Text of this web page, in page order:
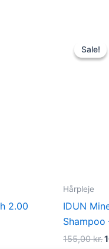
2.00
Sale!
Sale!
Hårpleje
IDUN
Shampoo
155,00kr.